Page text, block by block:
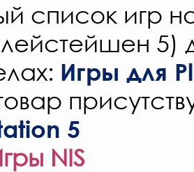
список игр
5)
Игры для
5
NIS